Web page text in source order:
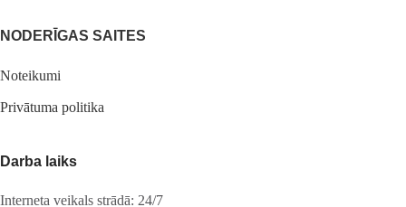
NODERĪGAS SAITES
Noteikumi
Privātuma politika
Darba laiks
Interneta veikals strādā: 24/7